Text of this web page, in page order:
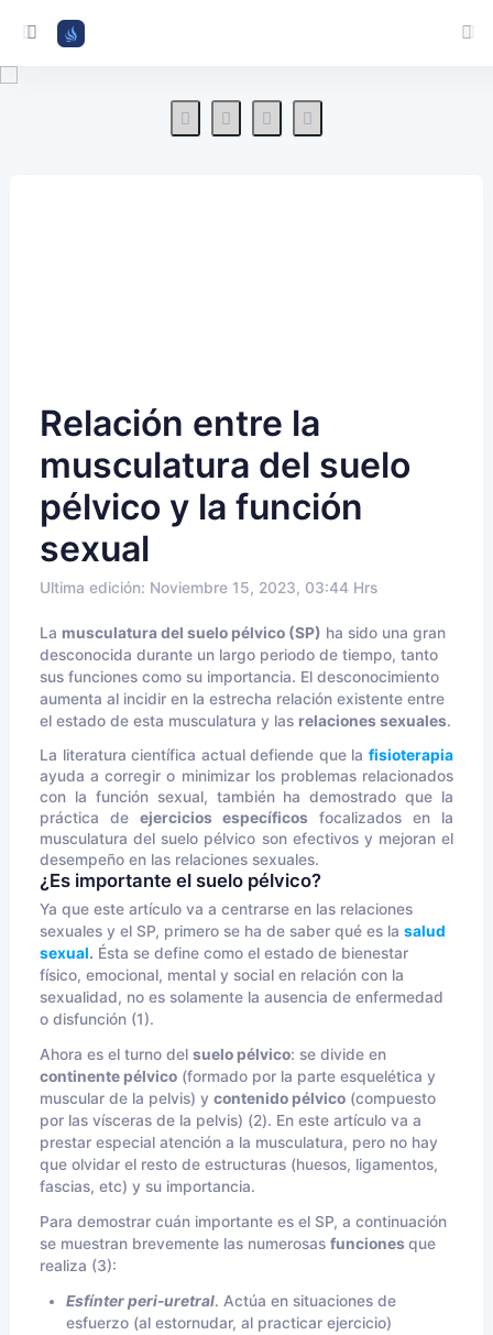
Relación entre la
musculatura del suelo
pélvico y la función
sexual
Ultima edición: Noviembre 15, 2023, 03:44 Hrs
La musculatura del suelo pélvico (SP) ha sido una gran
desconocida durante un largo periodo de tiempo, tanto
sus funciones como su importancia. El desconocimiento
aumenta al incidir en la estrecha relación existente entre
el estado de esta musculatura y las relaciones sexuales.
La literatura científica actual defiende que la fisioterapia
ayuda a corregir o minimizar los problemas relacionados
con la función sexual, también ha demostrado que la
práctica de ejercicios específicos focalizados en la
musculatura del suelo pélvico son efectivos y mejoran el
desempeño en las relaciones sexuales.
¿Es importante el suelo pélvico?
Ya que este artículo va a centrarse en las relaciones
sexuales y el SP, primero se ha de saber qué es la salud
sexual. Ésta se define como el estado de bienestar
físico, emocional, mental y social en relación con la
sexualidad, no es solamente la ausencia de enfermedad
o disfunción (1).
Ahora es el turno del suelo pélvico: se divide en
continente pélvico (formado por la parte esquelética y
muscular de la pelvis) y contenido pélvico (compuesto
por las vísceras de la pelvis) (2). En este artículo va a
prestar especial atención a la musculatura, pero no hay
que olvidar el resto de estructuras (huesos, ligamentos,
fascias, etc) y su importancia.
Para demostrar cuán importante es el SP, a continuación
se muestran brevemente las numerosas funcionesque
realiza (3):
Esfínter peri-uretral. Actúa en situaciones de
esfuerzo (al estornudar, al practicar ejercicio)